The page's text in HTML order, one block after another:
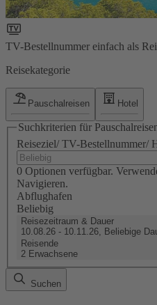
TV-Bestellnummer einfach als
Reisekategorie
Pauschalreisen Hotel
Suchkriterien für
Reiseziel/ TV-Bestellnummer/
0 Optionen verfügbar.
Navigieren.
Abflughafen
Beliebig
Reisezeitraum & Dauer
10.08.26 - 10.11.26, Beliebige
Reisende
2 Erwachsene
Suchen